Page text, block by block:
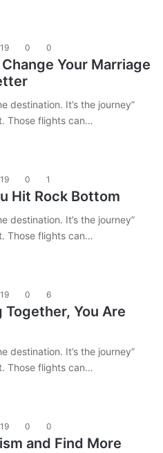
0 0
Your Marriage
destination. It’s the journey”
Those flights can…
0 1
Hit Rock Bottom
destination. It’s the journey”
Those flights can…
0 6
Together, You Are
destination. It’s the journey”
Those flights can…
0 0
and Find More